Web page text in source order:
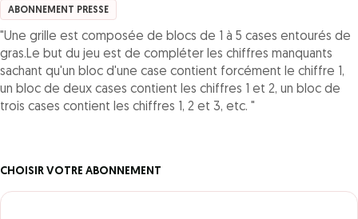
ABONNEMENT PRESSE
"Une grille est composée de blocs de 1 à 5 cases entourés de
gras.Le but du jeu est de compléter les chiffres manquants
sachant qu'un bloc d'une case contient forcément le chiffre 1,
un bloc de deux cases contient les chiffres 1 et 2, un bloc de
trois cases contient les chiffres 1, 2 et 3, etc. "
CHOISIR VOTRE ABONNEMENT